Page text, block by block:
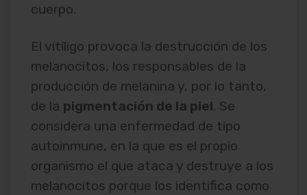
cuerpo.
El vitíligo provoca la destrucción de los
melanocitos, los responsables de la
producción de melanina y, por lo tanto,
de la pigmentación de la piel. Se
considera una enfermedad de tipo
autoinmune, en la que es el propio
organismo el que ataca y destruye a los
melanocitos porque los identifica como